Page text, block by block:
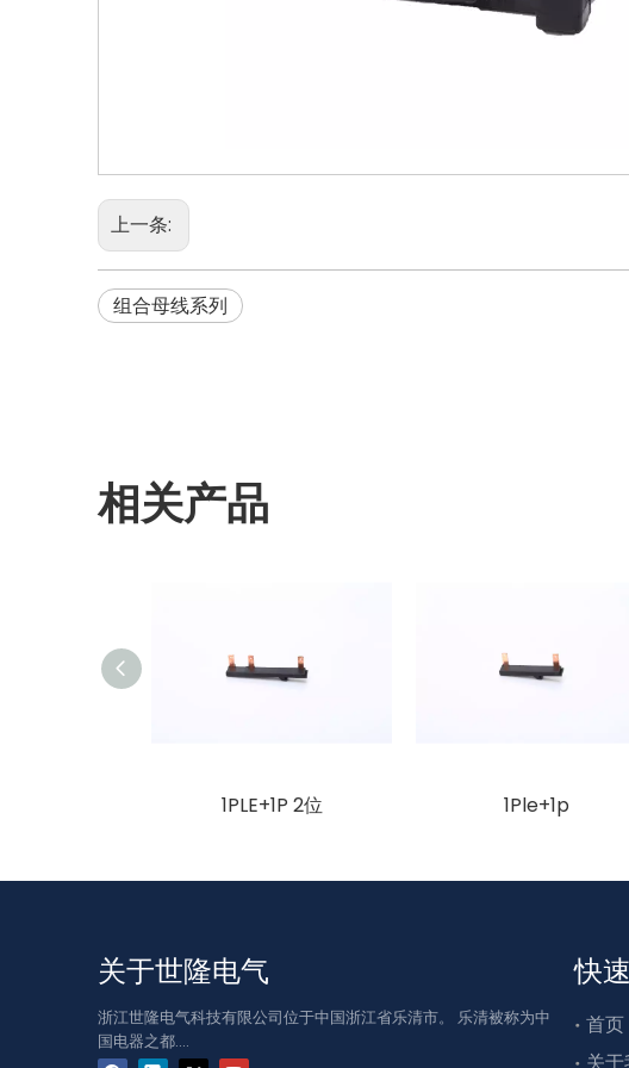
上一条:
组合母线系列
相关产品
1PLE+1P 2位 1Ple+1p
关于世隆电气
浙江世隆电气科技有限公司位于中国浙江省乐清市。 乐清被称为中
国电器之都....
快
首页